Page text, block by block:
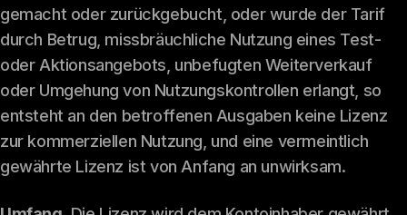
gemacht oder zurückgebucht, oder wurde der Tarif
durch Betrug, missbräuchliche Nutzung eines Test-
oder Aktionsangebots, unbefugten Weiterverkauf
oder Umgehung von Nutzungskontrollen erlangt, so
entsteht an den betroffenen Ausgaben keine Lizenz
zur kommerziellen Nutzung, und eine vermeintlich
gewährte Lizenz ist von Anfang an unwirksam.